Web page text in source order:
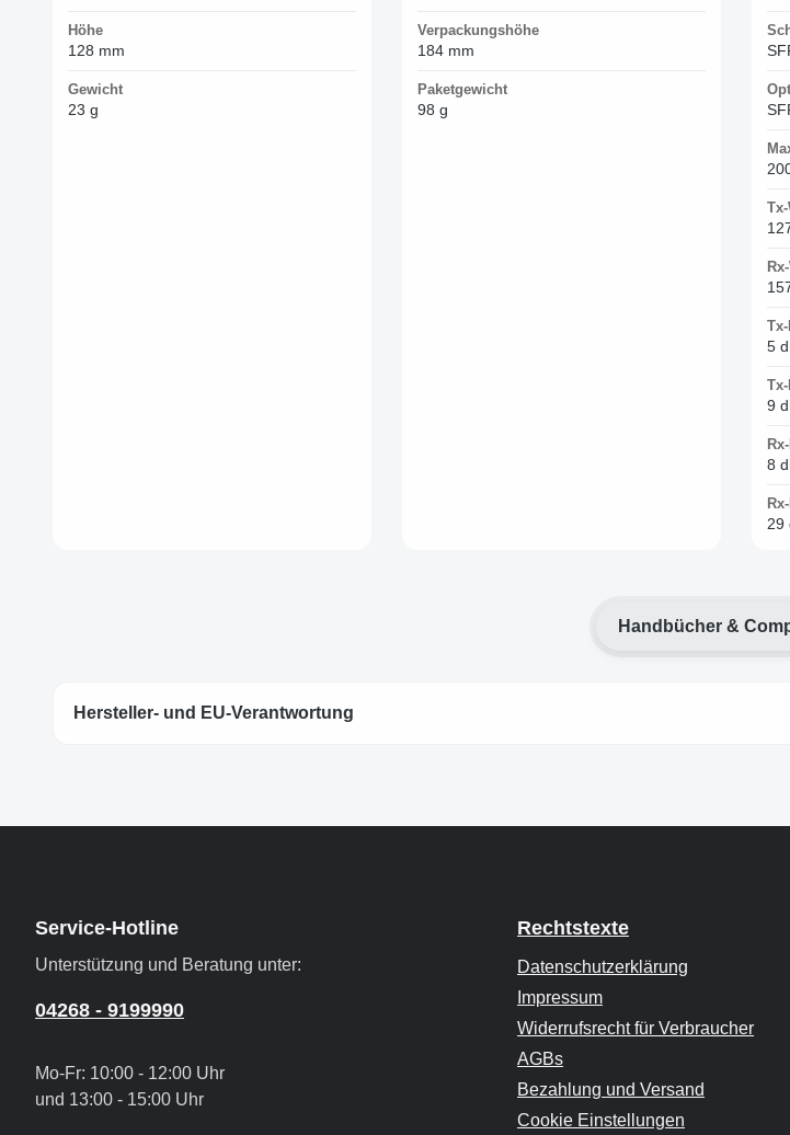
Höhe
128 mm
Gewicht
23 g
Verpackungshöhe
184 mm
Paketgewicht
98 g
5
9
8
29
Handbücher &
Hersteller- und EU-Verantwortung
Service-Hotline
Unterstützung und Beratung unter:
04268 - 9199990
Mo-Fr: 10:00 - 12:00 Uhr
und 13:00 - 15:00 Uhr
Rechtstexte
Datenschutzerklärung
Impressum
Widerrufsrecht für Verbraucher
AGBs
Bezahlung und Versand
Cookie Einstellungen